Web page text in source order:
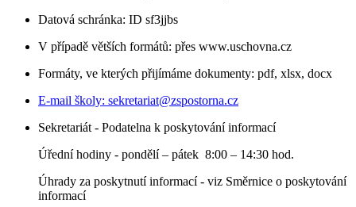
Datová schránka: ID sf3jjbs
V případě větších formátů: přes www.uschovna.cz
Formáty, ve kterých přijímáme dokumenty: pdf, xlsx, docx
E-mail školy: sekretariat@zspostorna.cz
Sekretariát - Podatelna k poskytování informací
Úřední hodiny - pondělí – pátek 8:00 – 14:30 hod.
Úhrady za poskytnutí informací - viz Směrnice o poskytování
informací